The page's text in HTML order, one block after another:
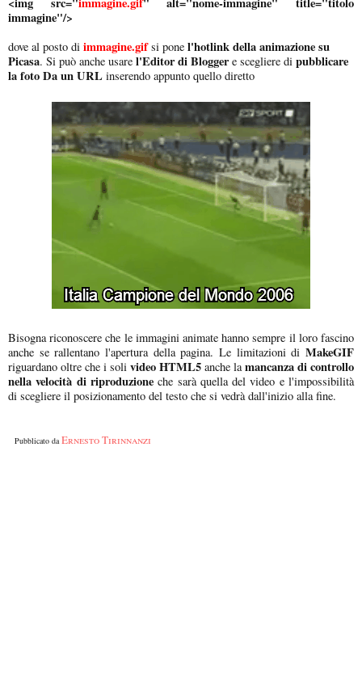
immagine"/>
dove al posto di immagine.gifsi pone l'hotlink della animazione su
Picasa. Si può anche usare l'Editor di Bloggere scegliere di pubblicare
la foto Da un URL inserendo appunto quello diretto
Bisogna riconoscere che le immagini animate hanno sempre il loro fascino
anche se rallentano l'apertura della pagina. Le limitazioni di MakeGIF
riguardano oltre che i soli video HTML5 anche lamancanza di controllo
nella velocità di riproduzioneche sarà quella del video e l'impossibilità
di scegliere il posizionamento del testo che si vedrà dall'inizio alla fine.
Pubblicato daErnesto Tirinnanzi